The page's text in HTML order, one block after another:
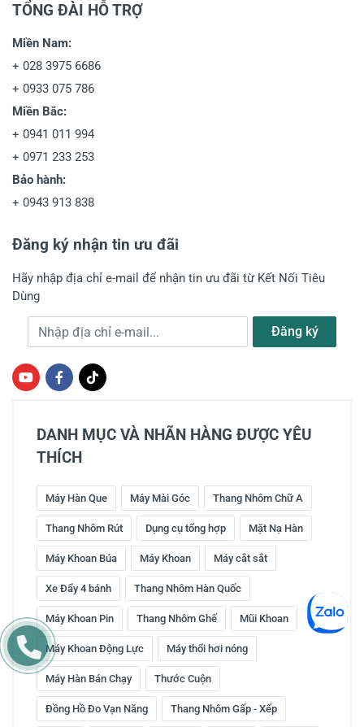
TỔNG ĐÀI HỖ TRỢ
Miền Nam:
+ 028 3975 6686
+ 0933 075 786
Miền Bắc:
+ 0941 011 994
+ 0971 233 253
Bảo hành:
+ 0943 913 838
Đăng ký nhận tin ưu đãi
Hãy nhập địa chỉ e-mail để nhận tin ưu đãi từ Kết Nối Tiêu
Dùng
Địa chỉ e-mail Đăng ký
DANH MỤC VÀ NHÃN HÀNG ĐƯỢC YÊU
THÍCH
Máy Hàn Que Máy Mài Góc Thang Nhôm Chữ A
Thang Nhôm Rút Dụng cụ tổng hợp Mặt Nạ Hàn
Máy Khoan Búa Máy Khoan Máy cắt sắt
Xe Đẩy 4 bánh Thang Nhôm Hàn Quốc
Máy Khoan Pin Thang Nhôm Ghế Mũi Khoan
Máy Khoan Động Lực Máy thổi hơi nóng
Máy Hàn Bán Chạy Thước Cuộn
Đồng Hồ Đo Vạn Năng Thang Nhôm Gấp - Xếp